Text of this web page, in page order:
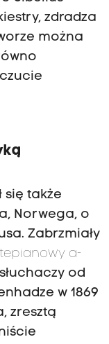
zdradza
można
się także
Norwega, o
Zabrzmiały
a-
od
w 1869
zresztą